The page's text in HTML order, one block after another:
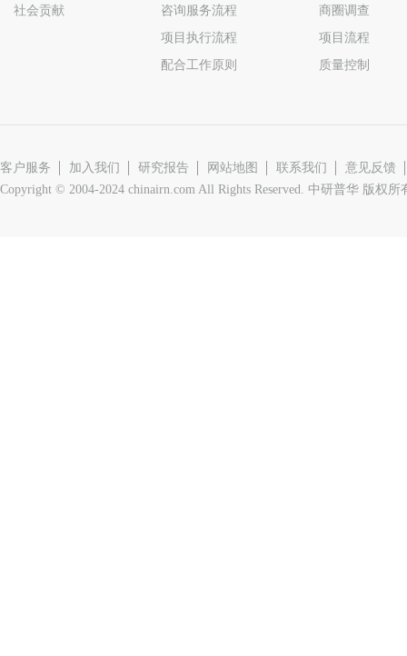
社会贡献
咨询服务流程
项目执行流程
配合工作原则
商圈调查
项目流程
质量控制
客户服务 加入我们 研究报告 网站地图 联系我们
意见反馈
Copyright © 2004-2024 chinairn.com All Rights Reserved. 中研普华 版权所